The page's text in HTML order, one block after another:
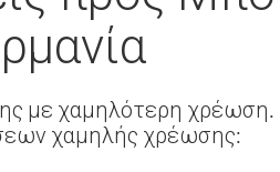
με χαμηλότερη χρέωση.
χαμηλής χρέωσης: